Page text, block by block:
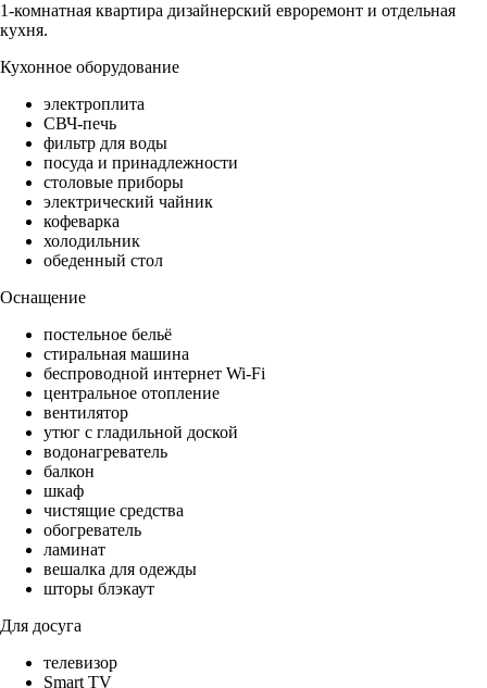
1-комнатная квартира дизайнерский евроремонт и отдельная
кухня.
Кухонное оборудование
электроплита
СВЧ-печь
фильтр для воды
посуда и принадлежности
столовые приборы
электрический чайник
кофеварка
холодильник
обеденный стол
Оснащение
постельное бельё
стиральная машина
беспроводной интернет Wi-Fi
центральное отопление
вентилятор
утюг с гладильной доской
водонагреватель
балкон
шкаф
чистящие средства
обогреватель
ламинат
вешалка для одежды
шторы блэкаут
Для досуга
телевизор
Smart TV